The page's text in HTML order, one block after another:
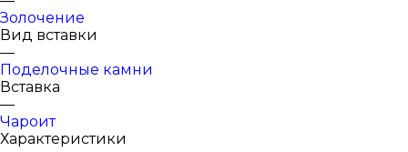
Золочение
Вид вставки
—
Поделочные камни
Вставка
—
Чароит
Характеристики